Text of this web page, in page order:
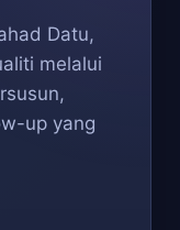
Datu,
melalui
up yang